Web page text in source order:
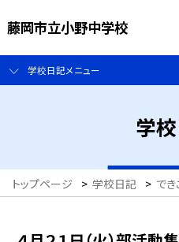
藤岡市立小野中学校
学校日記メニュー
学
トップページ > 学校日記 > でき